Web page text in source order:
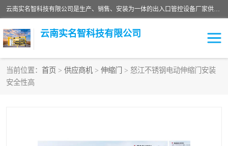
云南实名智科技有限公司是生产、销售、安装为一体的出入口管控设备厂家供应商。主营:电动伸缩门、道闸、广告道闸、重型空降闸、车牌识别、门禁通道、升降柱、岗亭、旗杆等智能设备。主营产品: 电动伸缩门,道闸门禁,车牌识别 生产、销售、安装为一体的出入口管控设备厂家源头供应商。
云南实名智科技有限公司
当前位置： 首页 > 供应商机 > 伸缩门
> 怒江不锈钢电动伸缩门安装
安全性高
车牌识别门系列